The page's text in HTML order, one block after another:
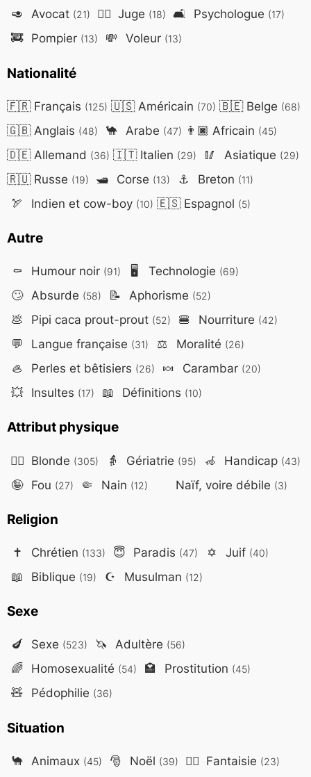
🥑 Avocat (21) 👨‍⚖️ Juge (18) 🛋️ Psychologue (17)
🚒 Pompier (13) 💸 Voleur (13)
Nationalité
🇫🇷Français (125) 🇺🇸Américain (70) 🇧🇪Belge (68)
🇬🇧Anglais (48) 🐪 Arabe (47) 👨🏿 Africain (45)
🇩🇪Allemand (36) 🇮🇹Italien (29) 🥢 Asiatique (29)
🇷🇺Russe (19) 🛥️ Corse (13) ⚓ Breton (11)
🏹 Indien et cow-boy (10) 🇪🇸Espagnol (5)
Autre
⚰️ Humour noir (91) 🖥️ Technologie (69)
🙄 Absurde (58) 📝 Aphorisme (52)
💩 Pipi caca prout-prout (52) 🍔 Nourriture (42)
💬 Langue française (31) ⚖️ Moralité (26)
🦪 Perles et bêtisiers (26) 🍬 Carambar (20)
💥 Insultes (17) 📖 Définitions (10)
Attribut physique
👱‍♀️ Blonde (305) 👵 Gériatrie (95) 🦽 Handicap (43)
🤪 Fou (27) 🤏 Nain (12) Naïf, voire débile (3)
Religion
✝️ Chrétien (133) 😇 Paradis (47) ✡️ Juif (40)
📖 Biblique (19) ☪️ Musulman (12)
Sexe
🍆 Sexe (523) 🦄 Adultère (56)
🌈 Homosexualité (54) 🏩 Prostitution (45)
🧸 Pédophilie (36)
Situation
🐪 Animaux (45) 🎅 Noël (39) 🧙‍♂️ Fantaisie (23)